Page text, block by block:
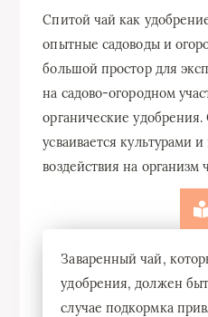
Спитой чай как
опытные садоводы и
большой простор для
на садово-огородном
органические
усваивается культурами
воздействия на организм
Заваренный чай,
удобрения, должен
случае подкормка